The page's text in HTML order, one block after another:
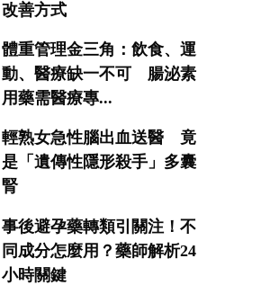
改善方式
體重管理金三角：飲食、運
動、醫療缺一不可 腸泌素
用藥需醫療專...
輕熟女急性腦出血送醫 竟
是「遺傳性隱形殺手」多囊
腎
事後避孕藥轉類引關注！不
同成分怎麼用？藥師解析24
小時關鍵